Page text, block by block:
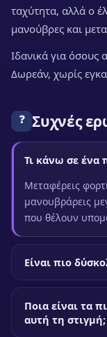
ταχύτητα, αλλά ο
μανούβρες και
Ιδανικά για όσους
Δωρεάν, χωρίς
❓ Συχνές
Τι κάνω σε ένα
Μεταφέρεις
μανουβράρεις
που θέλουν
Είναι πιο
Ποια είναι τα
αυτή τη στιγμή;